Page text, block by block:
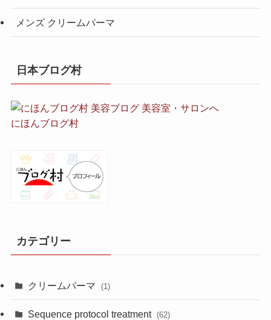
メンズ クリームパーマ
日本ブログ村
にほんブログ村
カテゴリー
クリームパーマ (1)
Sequence protocol treatment (62)